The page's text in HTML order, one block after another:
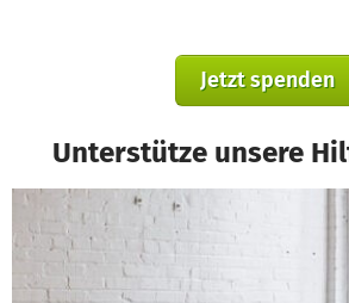
Jetzt spenden
Unterstütze unsere